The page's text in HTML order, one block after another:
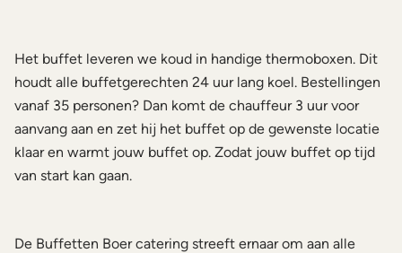
Het buffet leveren we koud in handige thermoboxen. Dit
houdt alle buffetgerechten 24 uur lang koel. Bestellingen
vanaf 35 personen? Dan komt de chauffeur 3 uur voor
aanvang aan en zet hij het buffet op de gewenste locatie
klaar en warmt jouw buffet op. Zodat jouw buffet op tijd
van start kan gaan.
De Buffetten Boer catering streeft ernaar om aan alle